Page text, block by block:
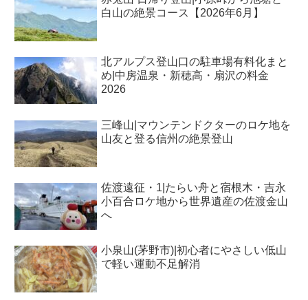
白山の絶景コース【2026年6月】
北アルプス登山口の駐車場有料化まと
め|中房温泉・新穂高・扇沢の料金
2026
三峰山|マウンテンドクターのロケ地を
山友と登る信州の絶景登山
佐渡遠征・1|たらい舟と宿根木・吉永
小百合ロケ地から世界遺産の佐渡金山
へ
小泉山(茅野市)|初心者にやさしい低山
で軽い運動不足解消